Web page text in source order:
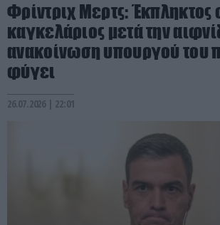
Φρίντριχ Μερτς: Έκπληκτος
καγκελάριος μετά την
ανακοίνωση υπουργού του
φύγει
26.07.2026 | 22:01